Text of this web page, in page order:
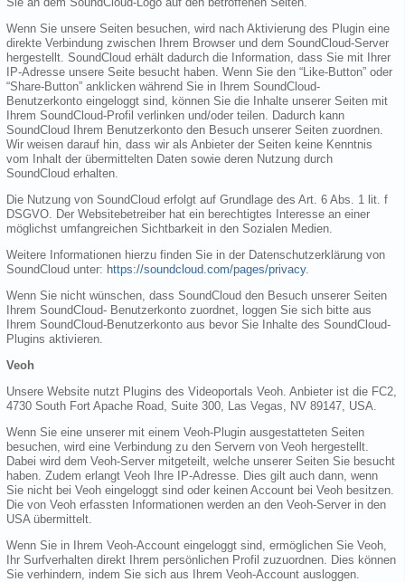
Wenn Sie unsere Seiten besuchen, wird nach Aktivierung des Plugin eine
direkte Verbindung zwischen Ihrem Browser und dem SoundCloud-Server
hergestellt. SoundCloud erhält dadurch die Information, dass Sie mit Ihrer
IP-Adresse unsere Seite besucht haben. Wenn Sie den “Like-Button” oder
“Share-Button” anklicken während Sie in Ihrem SoundCloud-
Benutzerkonto eingeloggt sind, können Sie die Inhalte unserer Seiten mit
Ihrem SoundCloud-Profil verlinken und/oder teilen. Dadurch kann
SoundCloud Ihrem Benutzerkonto den Besuch unserer Seiten zuordnen.
Wir weisen darauf hin, dass wir als Anbieter der Seiten keine Kenntnis
vom Inhalt der übermittelten Daten sowie deren Nutzung durch
SoundCloud erhalten.
Die Nutzung von SoundCloud erfolgt auf Grundlage des Art. 6 Abs. 1 lit. f
DSGVO. Der Websitebetreiber hat ein berechtigtes Interesse an einer
möglichst umfangreichen Sichtbarkeit in den Sozialen Medien.
Weitere Informationen hierzu finden Sie in der Datenschutzerklärung von
SoundCloud unter: https://soundcloud.com/pages/privacy.
Wenn Sie nicht wünschen, dass SoundCloud den Besuch unserer Seiten
Ihrem SoundCloud- Benutzerkonto zuordnet, loggen Sie sich bitte aus
Ihrem SoundCloud-Benutzerkonto aus bevor Sie Inhalte des SoundCloud-
Plugins aktivieren.
Veoh
Unsere Website nutzt Plugins des Videoportals Veoh. Anbieter ist die FC2,
4730 South Fort Apache Road, Suite 300, Las Vegas, NV 89147, USA.
Wenn Sie eine unserer mit einem Veoh-Plugin ausgestatteten Seiten
besuchen, wird eine Verbindung zu den Servern von Veoh hergestellt.
Dabei wird dem Veoh-Server mitgeteilt, welche unserer Seiten Sie besucht
haben. Zudem erlangt Veoh Ihre IP-Adresse. Dies gilt auch dann, wenn
Sie nicht bei Veoh eingeloggt sind oder keinen Account bei Veoh besitzen.
Die von Veoh erfassten Informationen werden an den Veoh-Server in den
USA übermittelt.
Wenn Sie in Ihrem Veoh-Account eingeloggt sind, ermöglichen Sie Veoh,
Ihr Surfverhalten direkt Ihrem persönlichen Profil zuzuordnen. Dies können
Sie verhindern, indem Sie sich aus Ihrem Veoh-Account ausloggen.